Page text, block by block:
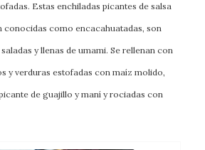
Estas enchiladas picantes de salsa
conocidas como encacahuatadas, son
y llenas de umami. Se rellenan con
y verduras estofadas con maíz molido,
de guajillo y maní y rociadas con